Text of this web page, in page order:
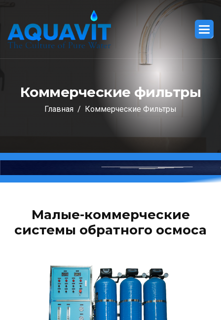
Коммерческие фильтры
Главная Коммерческие Фильтры
Малые-коммерческие
системы обратного осмоса